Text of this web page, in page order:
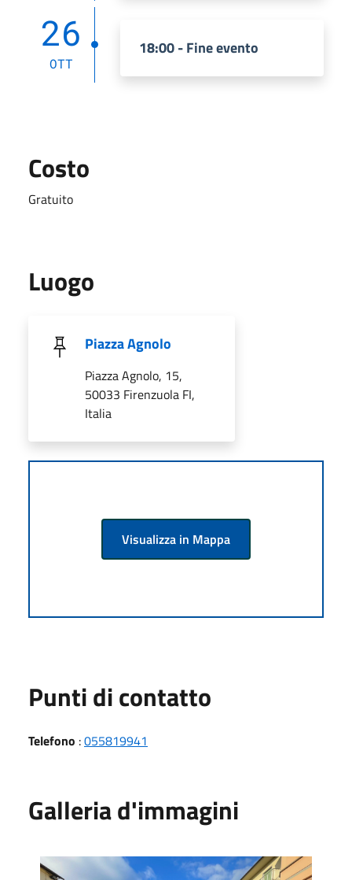
26
OTT
18:00 - Fine evento
Costo
Gratuito
Luogo
Piazza Agnolo
Piazza Agnolo, 15,
50033 Firenzuola FI,
Italia
Visualizza in Mappa
Punti di contatto
Telefono :055819941
Galleria d'immagini
Dal Bosco e dalla Pietra